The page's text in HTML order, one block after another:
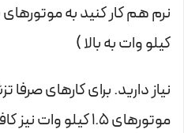
کیلو وات به بالا )
نیاز دارید. برای کارهای
موتورهای 1.5 کیلو وات نیز کافی است.